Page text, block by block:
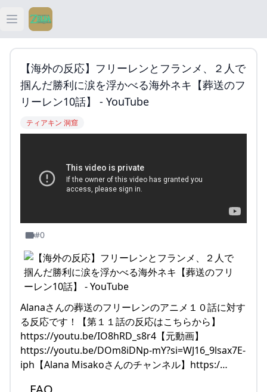
Open main menu
ティアキン
ティアキン 祠
【海外の反応】フリーレンとフランメ、２人で
掴んだ勝利に涙を浮かべる海外ネキ【葬送のフ
リーレン10話】 - YouTube
ティアキン 洞窟
#0
Alanaさんの葬送のフリーレンのアニメ１０話に対す
る反応です！【第１１話の反応はこちらから】
https://youtu.be/IO8hRD_s8r4【元動画】
https://youtu.be/DOm8iDNp-mY?si=WJ16_9lsax7E-
iph【Alana Misakoさんのチャンネル】https:/…